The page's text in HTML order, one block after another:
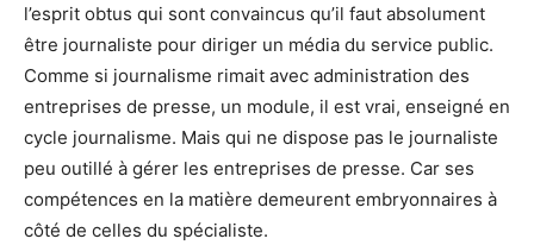
l’esprit obtus qui sont convaincus qu’il faut absolument
être journaliste pour diriger un média du service public.
Comme si journalisme rimait avec administration des
entreprises de presse, un module, il est vrai, enseigné en
cycle journalisme. Mais qui ne dispose pas le journaliste
peu outillé à gérer les entreprises de presse. Car ses
compétences en la matière demeurent embryonnaires à
côté de celles du spécialiste.